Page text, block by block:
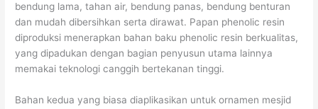
bendung lama, tahan air, bendung panas, bendung benturan
dan mudah dibersihkan serta dirawat. Papan phenolic resin
diproduksi menerapkan bahan baku phenolic resin berkualitas,
yang dipadukan dengan bagian penyusun utama lainnya
memakai teknologi canggih bertekanan tinggi.
Bahan kedua yang biasa diaplikasikan untuk ornamen mesjid